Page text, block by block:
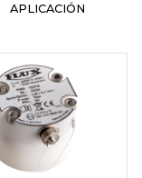
APLICACIÓN